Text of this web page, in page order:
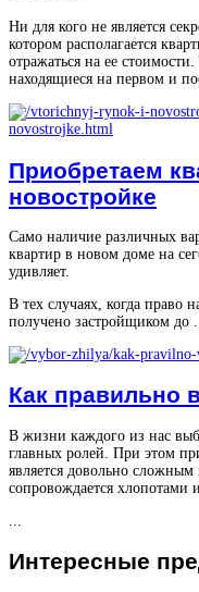
Ни для кого не является
котором располагается
отражаться на ее
находящиеся на первом и
Приобретаем
новостройке
Само наличие различных
квартир в новом доме на
удивляет.
В тех случаях, когда право
получено застройщиком до
Как правильно
В жизни каждого из нас
главных ролей. При этом
является довольно
сопровождается хлопотами
Интересные